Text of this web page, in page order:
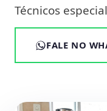
Técnicos
FALE NO